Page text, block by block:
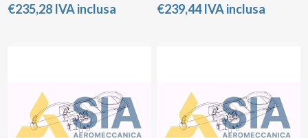
€235,28 IVA inclusa €239,44 IVA inclusa